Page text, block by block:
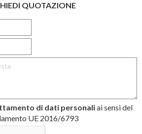
QUOTAZIONE
di dati personaliai sensi del
UE 2016/6793